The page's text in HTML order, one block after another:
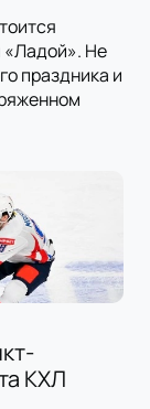
Не
праздника и
КХЛ